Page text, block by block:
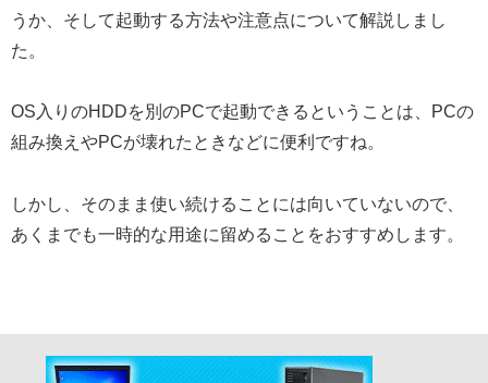
うか、そして起動する方法や注意点について解説しまし
た。
OS入りのHDDを別のPCで起動できるということは、PCの
組み換えやPCが壊れたときなどに便利ですね。
しかし、そのまま使い続けることには向いていないので、
あくまでも一時的な用途に留めることをおすすめします。